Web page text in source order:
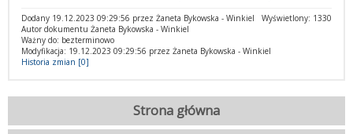
Wyświetlony: 1330
Dodany 19.12.2023 09:29:56 przez Żaneta Bykowska - Winkiel
Autor dokumentu Żaneta Bykowska - Winkiel
Ważny do: bezterminowo
Modyfikacja: 19.12.2023 09:29:56 przez Żaneta Bykowska - Winkiel
Historia zmian [0]
Strona główna